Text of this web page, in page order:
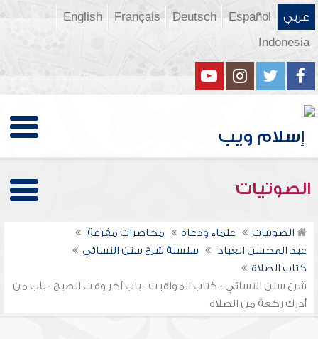
عربي Español
Deutsch
Français
English
Indonesia
الصوتيات
الصوتيات علماء ودعاة
محاضرات مفرغة
عبد المحسن العباد
سلسلة شرح سنن النسائي
كتاب الصلاة
شرح سنن النسائي - كتاب المواقيت - باب آخر وقت الصبح - باب من
أدرك ركعة من الصلاة